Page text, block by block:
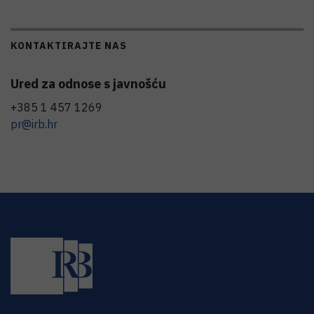
KONTAKTIRAJTE NAS
Ured za odnose s javnošću
+385 1 457 1269
pr@irb.hr